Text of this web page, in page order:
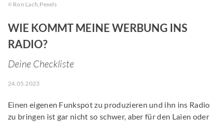
Ron Lach,Pexels
WIE KOMMT MEINE WERBUNG INS
RADIO?
Deine Checkliste
24.05.2023
Einen eigenen Funkspot zu produzieren und ihn ins Radio
zu bringen ist gar nicht so schwer, aber für den Laien oder